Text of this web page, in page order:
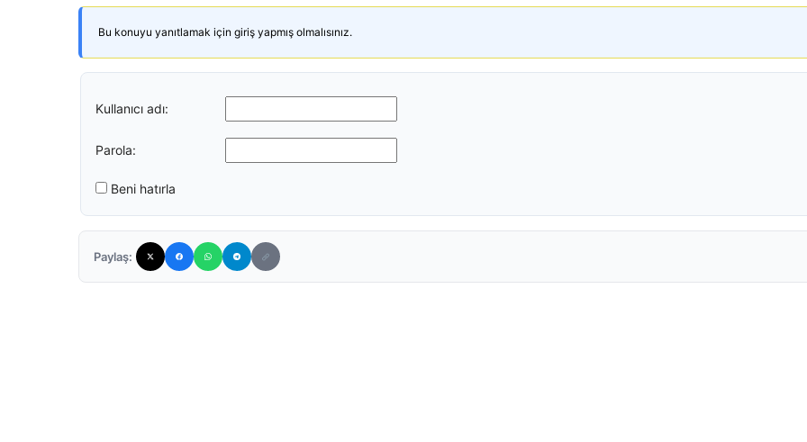
Bu konuyu yanıtlamak için giriş yapmış olmalısınız.
Kullanıcı adı:
Parola:
Beni hatırla
Paylaş: